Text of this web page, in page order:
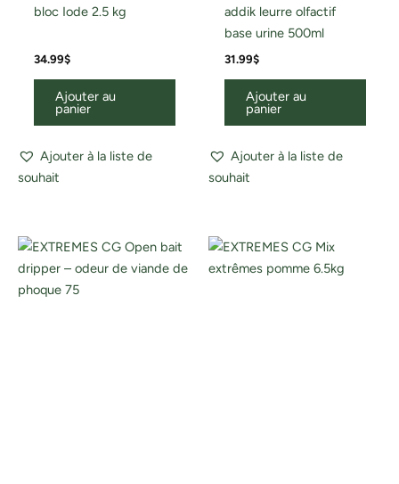
bloc Iode 2.5 kg
34.99$
Ajouter au
panier
Ajouter à la liste de
souhait
addik leurre olfactif
base urine 500ml
31.99$
Ajouter au
panier
Ajouter à la liste de
souhait